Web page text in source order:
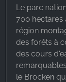
Le parc
700
région
des forêts à
des cours
le Brocken
Name:
_ga,
Provider:
Google
Purpose:
Collecte